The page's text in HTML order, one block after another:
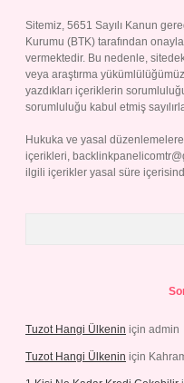
Sitemiz, 5651 Sayılı Kanun
Kurumu (BTK) tarafından
vermektedir. Bu nedenle,
veya araştırma
yazdıkları içeriklerin
sorumluluğu kabul etmiş
Hukuka ve yasal
içerikleri,
ilgili içerikler yasal süre
Tuzot Hangi Ülkenin için admin
Tuzot Hangi Ülkenin için